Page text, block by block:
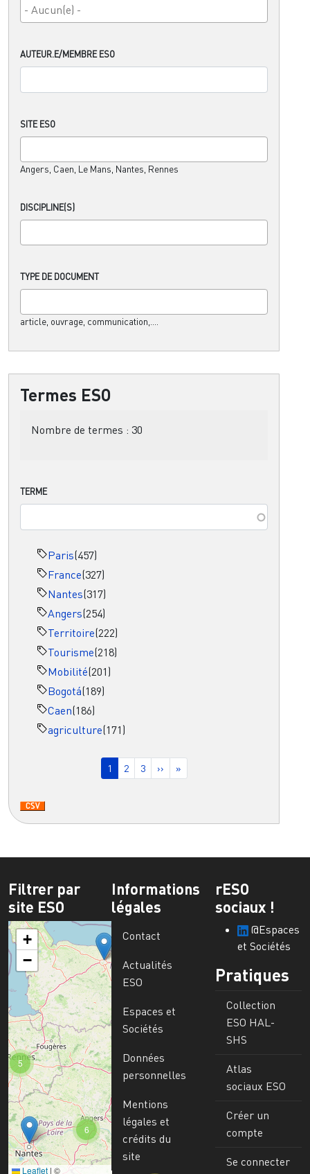
AUTEUR.E/MEMBRE ESO
SITE ESO
Angers, Caen, Le Mans, Nantes, Rennes
DISCIPLINE(S)
TYPE DE DOCUMENT
article, ouvrage, communication,....
Termes ESO
Nombre de termes : 30
TERME
Paris(457)
France(327)
Nantes(317)
Angers(254)
Territoire(222)
Tourisme(218)
Mobilité(201)
Bogotá(189)
Caen(186)
agriculture(171)
Page courante
1 Page
2 Page
3 Page suivante
›› Dernière page
»
Filtrer par
site ESO
6
5
+
−
Leaflet | ©
Informations
légales
Contact
Actualités
ESO
Espaces et
Sociétés
Données
personnelles
Mentions
légales et
crédits du
site
rESO
sociaux !
@Espaces
et Sociétés
Pratiques
Collection
ESO HAL-
SHS
Atlas
sociaux ESO
Créer un
compte
Se connecter